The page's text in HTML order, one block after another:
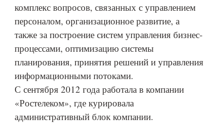
комплекс вопросов, связанных с управлением
персоналом, организационное развитие, а
также за построение систем управления бизнес-
процессами, оптимизацию системы
планирования, принятия решений и управления
информационными потоками.
С сентября 2012 года работала в компании
«Ростелеком», где курировала
административный блок компании.